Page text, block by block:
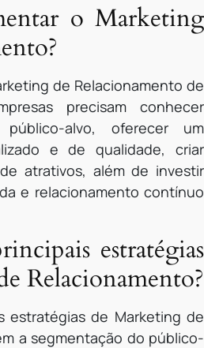
o Marketing
de Relacionamento de
precisam conhecer
alvo, oferecer um
e de qualidade, criar
atrativos, além de investir
e relacionamento contínuo
estratégias
Relacionamento?
estratégias de Marketing de
a segmentação do público-